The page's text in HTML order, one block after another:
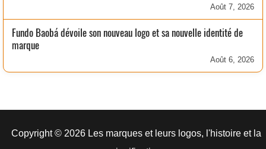
Août 7, 2026
Fundo Baobá dévoile son nouveau logo et sa nouvelle identité de
marque
Août 6, 2026
Copyright © 2026 Les marques et leurs logos, l'histoire et la